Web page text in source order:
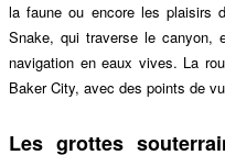
la faune ou encore les plaisirs
Snake, qui traverse le canyon,
navigation en eaux vives. La
Baker City, avec des points de
Les grottes